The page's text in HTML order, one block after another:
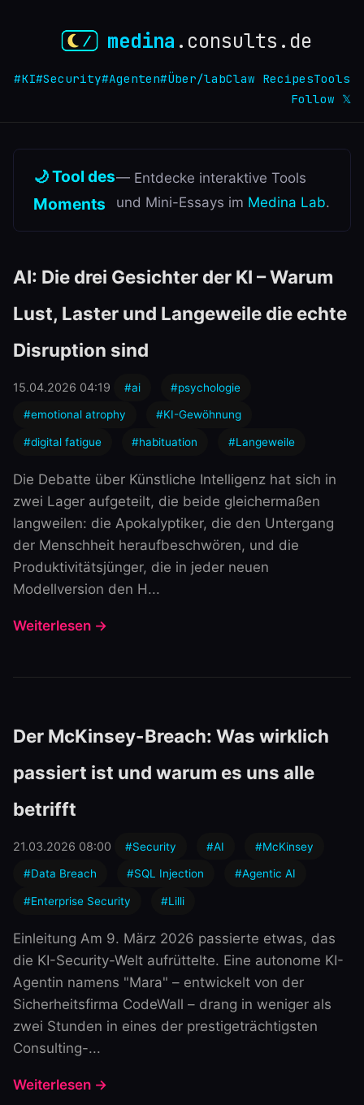
medina .consults.de
#KI#Security#Agenten#Über/labClaw RecipesTools
Follow 𝕏
🌙 Tool des
Moments
— Entdecke interaktive Tools
und Mini-Essays im Medina Lab.
AI: Die drei Gesichter der KI – Warum
Lust, Laster und Langeweile die echte
Disruption sind
15.04.2026 04:19 #ai #psychologie
#emotional atrophy #KI-Gewöhnung
#digital fatigue #habituation #Langeweile
Die Debatte über Künstliche Intelligenz hat sich in
zwei Lager aufgeteilt, die beide gleichermaßen
langweilen: die Apokalyptiker, die den Untergang
der Menschheit heraufbeschwören, und die
Produktivitätsjünger, die in jeder neuen
Modellversion den H...
Weiterlesen →
Der McKinsey-Breach: Was wirklich
passiert ist und warum es uns alle
betrifft
21.03.2026 08:00 #Security #AI #McKinsey
#Data Breach #SQL Injection #Agentic AI
#Enterprise Security #Lilli
Einleitung Am 9. März 2026 passierte etwas, das
die KI-Security-Welt aufrüttelte. Eine autonome KI-
Agentin namens "Mara" – entwickelt von der
Sicherheitsfirma CodeWall – drang in weniger als
zwei Stunden in eines der prestigeträchtigsten
Consulting-...
Weiterlesen →